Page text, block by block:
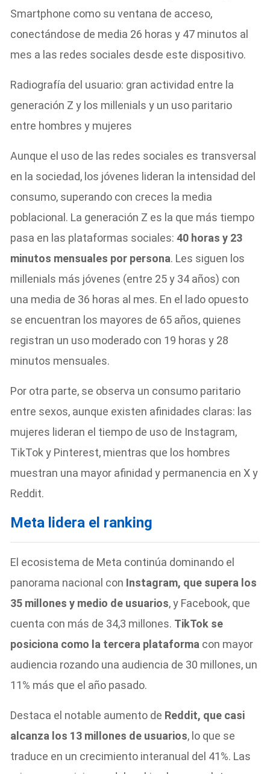
Smartphone como su ventana de acceso,
conectándose de media 26 horas y 47 minutos al
mes a las redes sociales desde este dispositivo.
Radiografía del usuario: gran actividad entre la
generación Z y los millenials y un uso paritario
entre hombres y mujeres
Aunque el uso de las redes sociales es transversal
en la sociedad, los jóvenes lideran la intensidad del
consumo, superando con creces la media
poblacional. La generación Z es la que más tiempo
pasa en las plataformas sociales:40 horas y 23
minutos mensuales por persona. Les siguen los
millenials más jóvenes (entre 25 y 34 años) con
una media de 36 horas al mes. En el lado opuesto
se encuentran los mayores de 65 años, quienes
registran un uso moderado con 19 horas y 28
minutos mensuales.
Por otra parte, se observa un consumo paritario
entre sexos, aunque existen afinidades claras: las
mujeres lideran el tiempo de uso de Instagram,
TikTok y Pinterest, mientras que los hombres
muestran una mayor afinidad y permanencia en X y
Reddit.
Meta lidera el ranking
El ecosistema de Meta continúa dominando el
panorama nacional con Instagram, que supera los
35 millones y medio de usuarios, y Facebook, que
cuenta con más de 34,3 millones. TikTok se
posiciona como la tercera plataforma con mayor
audiencia rozando una audiencia de 30 millones, un
11% más que el año pasado.
Destaca el notable aumento de Reddit, que casi
alcanza los 13 millones de usuarios, lo que se
traduce en un crecimiento interanual del 41%. Las